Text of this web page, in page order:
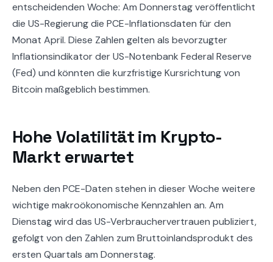
entscheidenden Woche: Am Donnerstag veröffentlicht
die US-Regierung die PCE-Inflationsdaten für den
Monat April. Diese Zahlen gelten als bevorzugter
Inflationsindikator der US-Notenbank Federal Reserve
(Fed) und könnten die kurzfristige Kursrichtung von
Bitcoin maßgeblich bestimmen.
Hohe Volatilität im Krypto-
Markt erwartet
Neben den PCE-Daten stehen in dieser Woche weitere
wichtige makroökonomische Kennzahlen an. Am
Dienstag wird das US-Verbrauchervertrauen publiziert,
gefolgt von den Zahlen zum Bruttoinlandsprodukt des
ersten Quartals am Donnerstag.